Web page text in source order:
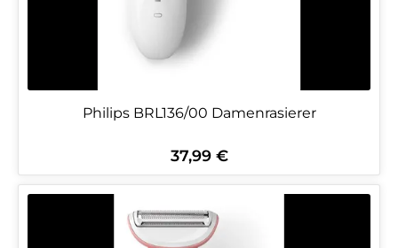
Philips BRL136/00 Damenrasierer
Regulärer Preis:
37,99 €